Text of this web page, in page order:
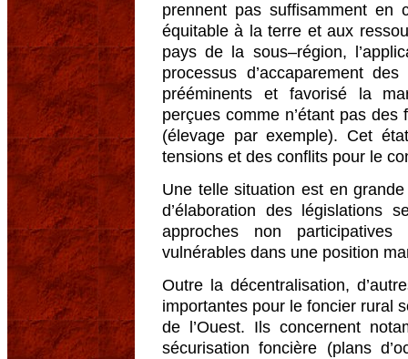
prennent pas suffisamment en
équitable à la terre et aux
pays de la sous–région,
processus d’accaparement
prééminents et favorisé la
perçues comme n’étant pas
(élevage par exemple). Cet
tensions et des conflits pour le
Une telle situation est en
d’élaboration des législations
approches non
vulnérables dans une position
Outre la décentralisation,
importantes pour le foncier rural
de l’Ouest. Ils concernent
sécurisation foncière (plans